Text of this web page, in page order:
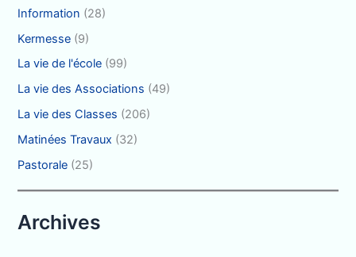
Information (28)
Kermesse (9)
La vie de l'école (99)
La vie des Associations (49)
La vie des Classes (206)
Matinées Travaux (32)
Pastorale (25)
Archives